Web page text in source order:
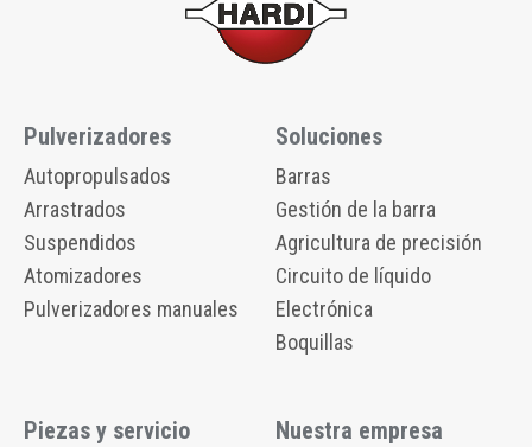
Pulverizadores
Autopropulsados
Arrastrados
Suspendidos
Atomizadores
Pulverizadores manuales
Soluciones
Barras
Gestión de la barra
Agricultura de precisión
Circuito de líquido
Electrónica
Boquillas
Piezas y servicio Nuestra empresa